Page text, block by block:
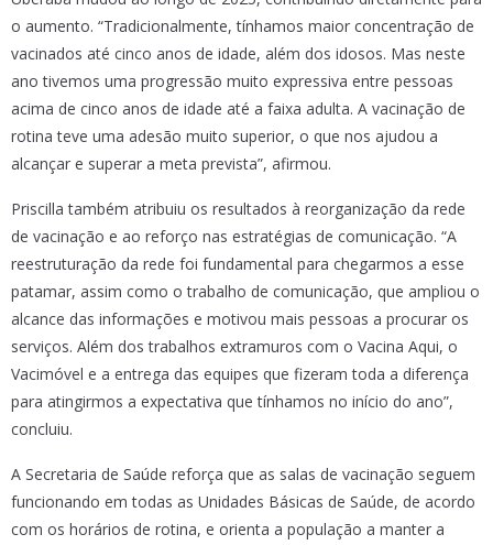
o aumento. “Tradicionalmente, tínhamos maior concentração de
vacinados até cinco anos de idade, além dos idosos. Mas neste
ano tivemos uma progressão muito expressiva entre pessoas
acima de cinco anos de idade até a faixa adulta. A vacinação de
rotina teve uma adesão muito superior, o que nos ajudou a
alcançar e superar a meta prevista”, afirmou.
Priscilla também atribuiu os resultados à reorganização da rede
de vacinação e ao reforço nas estratégias de comunicação. “A
reestruturação da rede foi fundamental para chegarmos a esse
patamar, assim como o trabalho de comunicação, que ampliou o
alcance das informações e motivou mais pessoas a procurar os
serviços. Além dos trabalhos extramuros com o Vacina Aqui, o
Vacimóvel e a entrega das equipes que fizeram toda a diferença
para atingirmos a expectativa que tínhamos no início do ano”,
concluiu.
A Secretaria de Saúde reforça que as salas de vacinação seguem
funcionando em todas as Unidades Básicas de Saúde, de acordo
com os horários de rotina, e orienta a população a manter a